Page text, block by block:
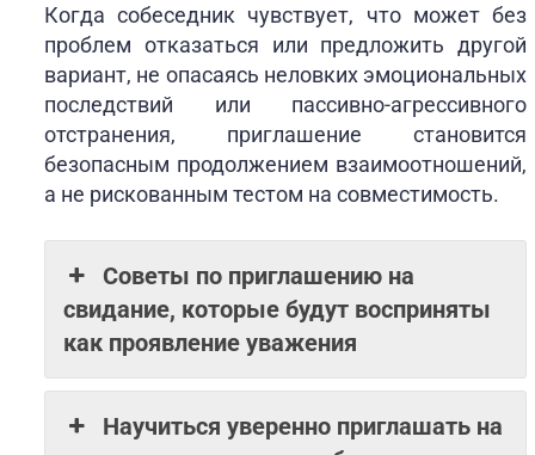
Когда собеседник чувствует, что может без
проблем отказаться или предложить другой
вариант, не опасаясь неловких эмоциональных
последствий или пассивно-агрессивного
отстранения, приглашение становится
безопасным продолжением взаимоотношений,
а не рискованным тестом на совместимость.
Советы по приглашению на
свидание, которые будут восприняты
как проявление уважения
Научиться уверенно приглашать на